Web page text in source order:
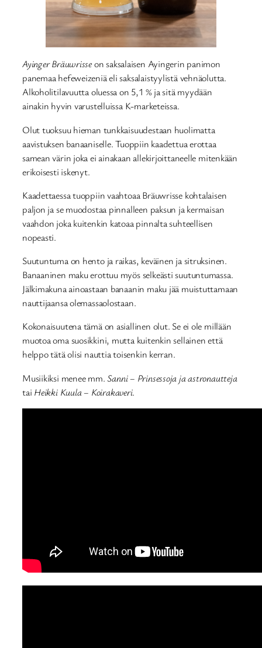
Ayinger Bräuwrisseon saksalaisen Ayingerin panimon
panemaa hefeweizeniä eli saksalaistyylistä vehnäolutta.
Alkoholitilavuutta oluessa on 5,1 % ja sitä myydään
ainakin hyvin varustelluissa K-marketeissa.
Olut tuoksuu hieman tunkkaisuudestaan huolimatta
aavistuksen banaaniselle. Tuoppiin kaadettua erottaa
samean värin joka ei ainakaan allekirjoittaneelle mitenkään
erikoisesti iskenyt.
Kaadettaessa tuoppiin vaahtoaa Bräuwrisse kohtalaisen
paljon ja se muodostaa pinnalleen paksun ja kermaisan
vaahdon joka kuitenkin katoaa pinnalta suhteellisen
nopeasti.
Suutuntuma on hento ja raikas, keväinen ja sitruksinen.
Banaaninen maku erottuu myös selkeästi suutuntumassa.
Jälkimakuna ainoastaan banaanin maku jää muistuttamaan
nauttijaansa olemassaolostaan.
Kokonaisuutena tämä on asiallinen olut. Se ei ole millään
muotoa oma suosikkini, mutta kuitenkin sellainen että
helppo tätä olisi nauttia toisenkin kerran.
Musiikiksi menee mm.Sanni – Prinsessoja ja astronautteja
tai Heikki Kuula – Koirakaveri.